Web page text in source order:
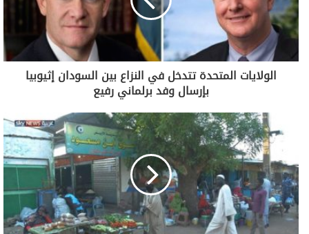
الولايات المتحدة تتدخل في النزاع بين السودان إثيوبيا
بإرسال وفد برلماني رفيع